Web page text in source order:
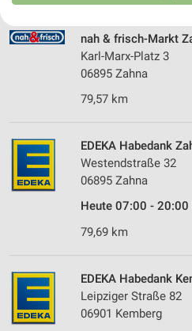
nah & frisch-Markt
Karl-Marx-Platz 3
06895 Zahna
79,57 km
EDEKA Habedank
Westendstraße 32
06895 Zahna
Heute 07:00 - 20:00
79,69 km
EDEKA Habedank
Leipziger Straße 82
06901 Kemberg
Website/App.
Partnerliste anzeigen (1 IAB-
Wir nutzen Ihre Daten für folgende Zwecke:
Verwendung reduzierter Daten
Werbeanzeigen
Erstellung von Profilen für
Erstellung von Profilen zur
von Inhalten